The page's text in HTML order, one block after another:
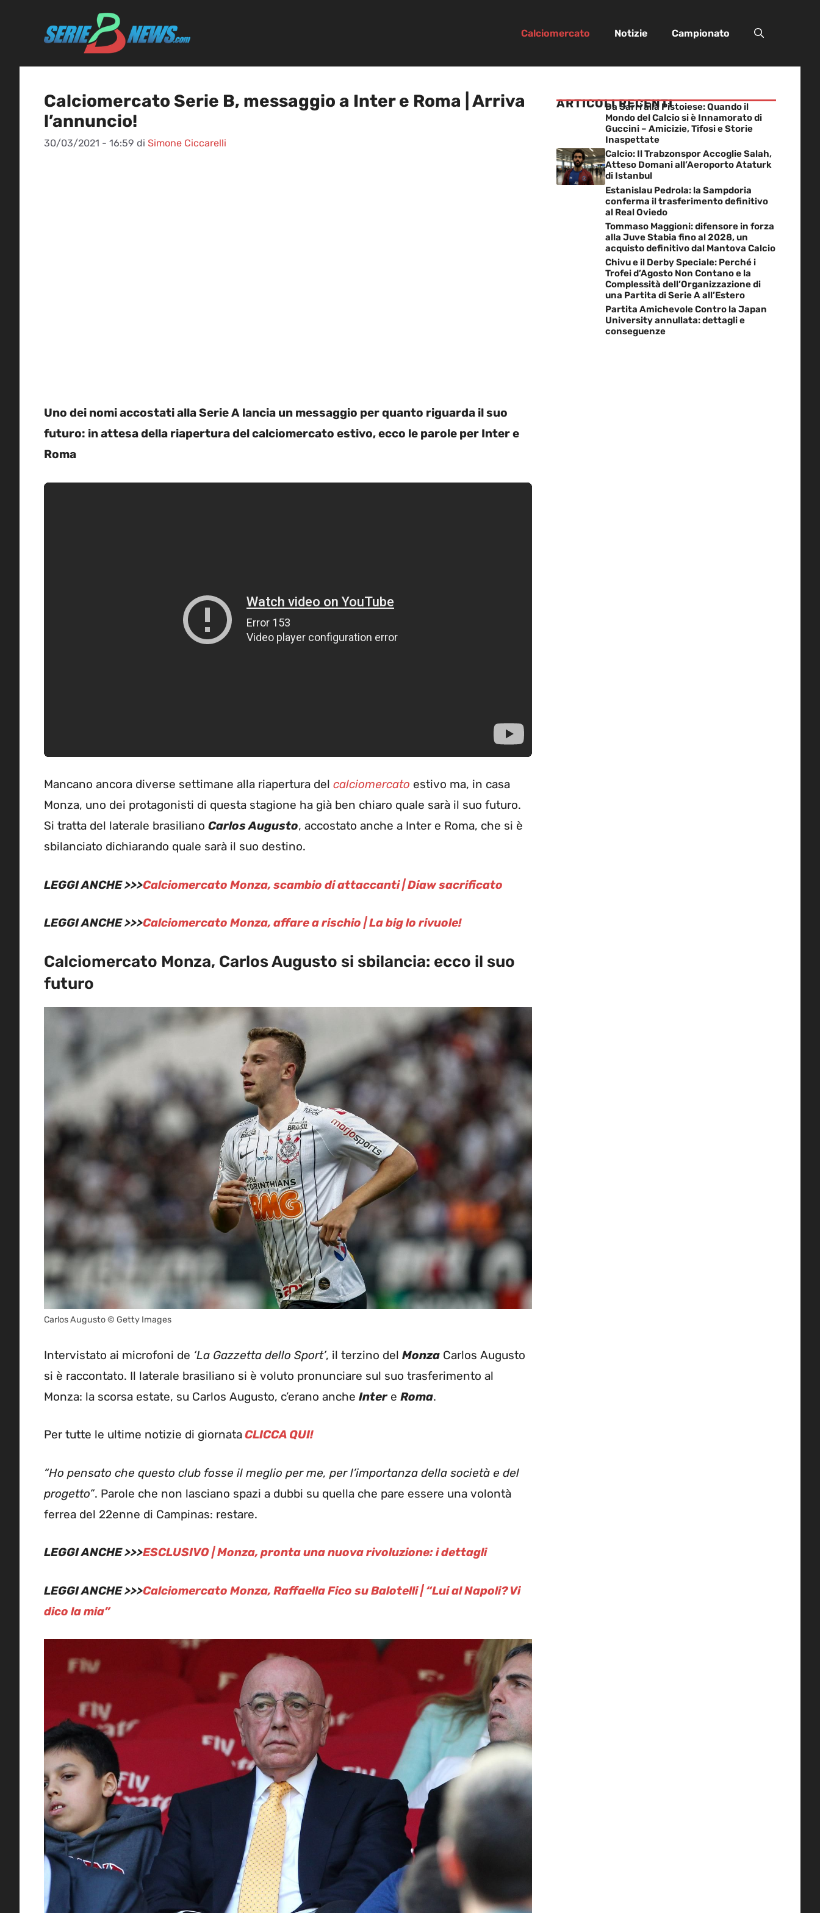
Calciomercato Notizie Campionato
Calciomercato Serie B, messaggio a Inter e Roma | Arriva
l’annuncio!
30/03/2021 - 16:59 di Simone Ciccarelli
Uno dei nomi accostati alla Serie A lancia un messaggio per quanto riguarda il suo
futuro: in attesa della riapertura del calciomercato estivo, ecco le parole per Inter e
Roma
Mancano ancora diverse settimane alla riapertura del calciomercato estivo ma, in casa
Monza, uno dei protagonisti di questa stagione ha già ben chiaro quale sarà il suo futuro.
Si tratta del laterale brasiliano Carlos Augusto, accostato anche a Inter e Roma, che si è
sbilanciato dichiarando quale sarà il suo destino.
LEGGI ANCHE >>>Calciomercato Monza, scambio di attaccanti | Diaw sacrificato
LEGGI ANCHE >>>Calciomercato Monza, affare a rischio | La big lo rivuole!
Calciomercato Monza, Carlos Augusto si sbilancia: ecco il suo
futuro
Carlos Augusto © Getty Images
Intervistato ai microfoni de ‘La Gazzetta dello Sport’, il terzino del Monza Carlos Augusto
si è raccontato. Il laterale brasiliano si è voluto pronunciare sul suo trasferimento al
Monza: la scorsa estate, su Carlos Augusto, c’erano anche Intere Roma.
Per tutte le ultime notizie di giornataCLICCA QUI!
“Ho pensato che questo club fosse il meglio per me, per l’importanza della società e del
progetto”. Parole che non lasciano spazi a dubbi su quella che pare essere una volontà
ferrea del 22enne di Campinas: restare.
LEGGI ANCHE >>>ESCLUSIVO | Monza, pronta una nuova rivoluzione: i dettagli
LEGGI ANCHE >>>Calciomercato Monza, Raffaella Fico su Balotelli | “Lui al Napoli? Vi
dico la mia”
ARTICOLI RECENTI
Da Sarri alla Pistoiese: Quando il
Mondo del Calcio si è Innamorato di
Guccini – Amicizie, Tifosi e Storie
Inaspettate
Calcio: Il Trabzonspor Accoglie Salah,
Atteso Domani all’Aeroporto Ataturk
di Istanbul
Estanislau Pedrola: la Sampdoria
conferma il trasferimento definitivo
al Real Oviedo
Tommaso Maggioni: difensore in forza
alla Juve Stabia fino al 2028, un
acquisto definitivo dal Mantova Calcio
Chivu e il Derby Speciale: Perché i
Trofei d’Agosto Non Contano e la
Complessità dell’Organizzazione di
una Partita di Serie A all’Estero
Partita Amichevole Contro la Japan
University annullata: dettagli e
conseguenze